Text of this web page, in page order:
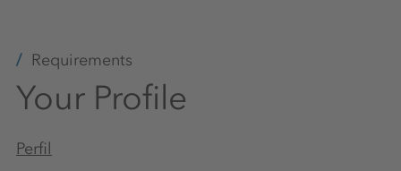
Requirements
Your Profile
Perfil